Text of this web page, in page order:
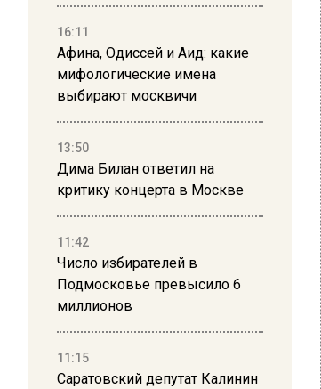
16:11
Афина, Одиссей и Аид: какие
мифологические имена
выбирают москвичи
13:50
Дима Билан ответил на
критику концерта в Москве
11:42
Число избирателей в
Подмосковье превысило 6
миллионов
11:15
Саратовский депутат Калинин